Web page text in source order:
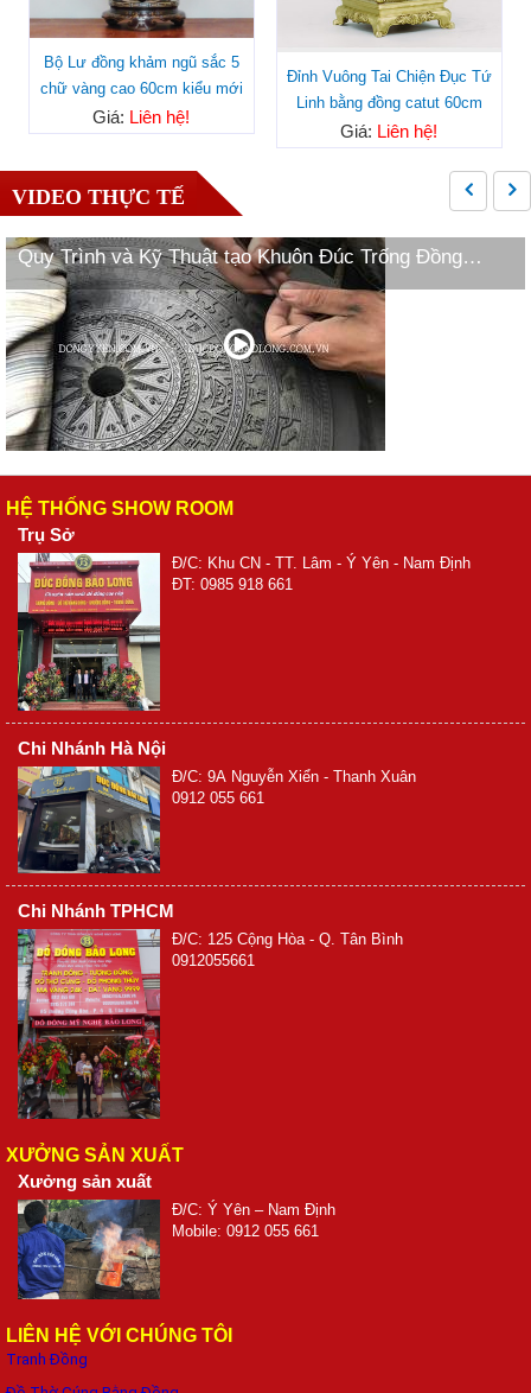
Bộ Lư đồng khảm ngũ sắc 5
chữ vàng cao 60cm kiểu mới
Giá: Liên hệ!
Đỉnh Vuông Tai Chiện Đục Tứ
Linh bằng đồng catut 60cm
Giá: Liên hệ!
VIDEO THỰC TẾ
Quy Trình và Kỹ Thuật tạo Khuôn Đúc Trống Đồng
Ngọc Lũ
HỆ THỐNG SHOW ROOM
Trụ Sở
Đ/C: Khu CN - TT. Lâm - Ý Yên - Nam Định
ĐT: 0985 918 661
Chi Nhánh Hà Nội
Đ/C: 9A Nguyễn Xiển - Thanh Xuân
0912 055 661
Chi Nhánh TPHCM
Đ/C: 125 Cộng Hòa - Q. Tân Bình
0912055661
XƯỞNG SẢN XUẤT
Xưởng sản xuất
Đ/C: Ý Yên – Nam Định
Mobile: 0912 055 661
LIÊN HỆ VỚI CHÚNG TÔI
Tranh Đồng